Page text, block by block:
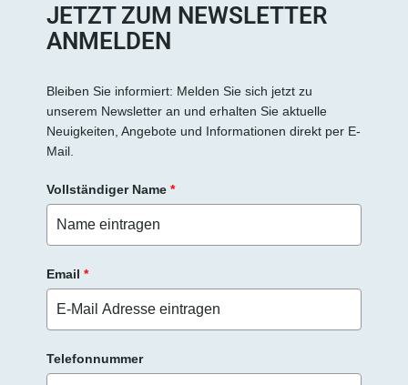
e
d
e
e
JETZT ZUM NEWSLETTER
ANMELDEN
Bleiben Sie informiert: Melden Sie sich jetzt zu
unserem Newsletter an und erhalten Sie aktuelle
Neuigkeiten, Angebote und Informationen direkt per E-
Mail.
Vollständiger Name *
Email *
Telefonnummer